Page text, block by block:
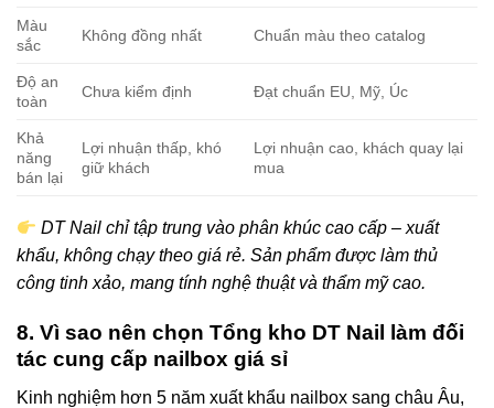
Màu
sắc
Không đồng nhất Chuẩn màu theo catalog
Độ an
toàn
Chưa kiểm định Đạt chuẩn EU, Mỹ, Úc
Khả
năng
bán lại
Lợi nhuận thấp, khó
giữ khách
Lợi nhuận cao, khách quay lại
mua
DT Nail chỉ tập trung vào phân khúc cao cấp – xuất
khẩu, không chạy theo giá rẻ. Sản phẩm được làm thủ
công tinh xảo, mang tính nghệ thuật và thẩm mỹ cao.
8. Vì sao nên chọn Tổng kho DT Nail làm đối
tác cung cấp nailbox giá sỉ
Kinh nghiệm hơn 5 năm xuất khẩu nailbox sang châu Âu,